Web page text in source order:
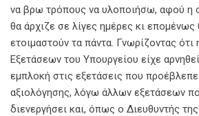
να βρω τρόπους να υλοποιήσω, αφού η
θα άρχιζε σε λίγες ημέρες κι
ετοιμαστούν τα πάντα. Γνωρίζοντας ότι
Εξετάσεων του Υπουργείου είχε
εμπλοκή στις εξετάσεις που
αξιολόγησης, λόγω άλλων εξετάσεων
διενεργήσει και, όπως ο Διευθυντής